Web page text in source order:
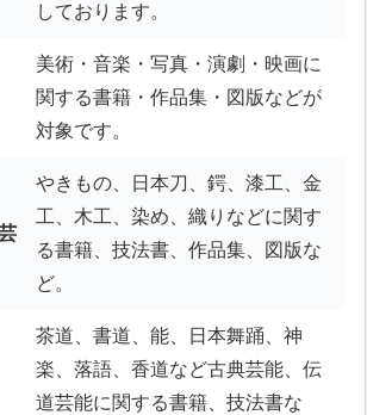
しております。
美術・音楽・写真・演劇・映画に
関する書籍・作品集・図版などが
対象です。
やきもの、日本刀、鍔、漆工、金
工、木工、染め、織りなどに関す
る書籍、技法書、作品集、図版な
ど。
茶道、書道、能、日本舞踊、神
楽、落語、香道など古典芸能、伝
道芸能に関する書籍、技法書な